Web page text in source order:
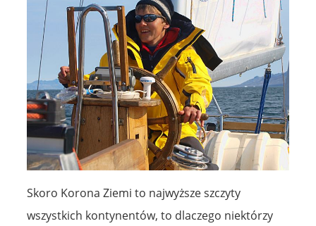
Skoro Korona Ziemi to najwyższe szczyty
wszystkich kontynentów, to dlaczego niektórzy